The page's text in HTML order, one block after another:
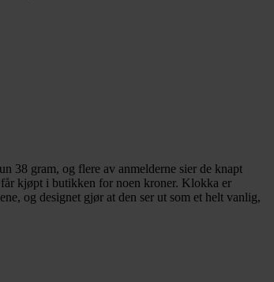
38 gram, og flere av anmelderne sier de knapt
får kjøpt i butikken for noen kroner. Klokka er
og designet gjør at den ser ut som et helt vanlig,